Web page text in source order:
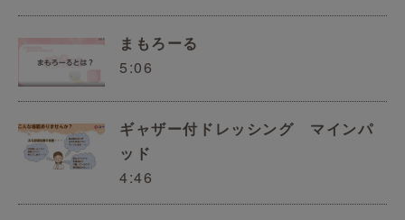
まもろーる
5:06
ギャザー付ドレッシング マインパ
ッド
4:46